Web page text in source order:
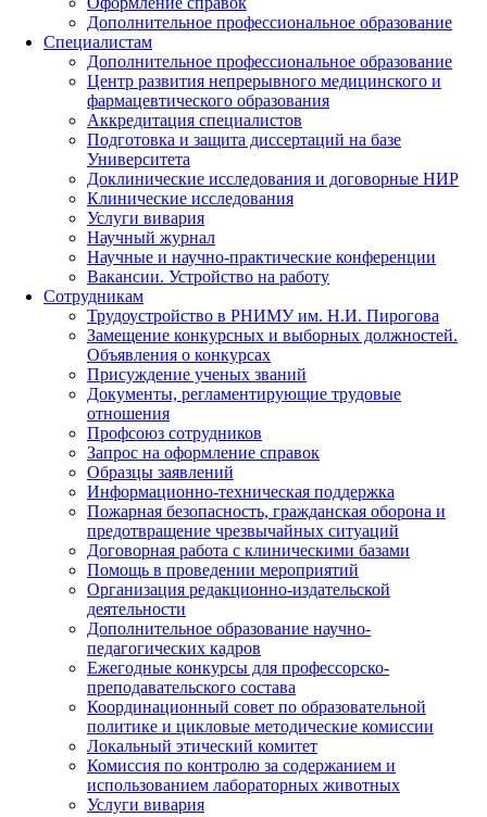
Дополнительное профессиональное образование
Специалистам
Дополнительное профессиональное образование
Центр развития непрерывного медицинского и
фармацевтического образования
Аккредитация специалистов
Подготовка и защита диссертаций на базе
Университета
Доклинические исследования и договорные НИР
Клинические исследования
Услуги вивария
Научный журнал
Научные и научно-практические конференции
Вакансии. Устройство на работу
Сотрудникам
Трудоустройство в РНИМУ им. Н.И. Пирогова
Замещение конкурсных и выборных должностей.
Объявления о конкурсах
Присуждение ученых званий
Документы, регламентирующие трудовые
отношения
Профсоюз сотрудников
Запрос на оформление справок
Образцы заявлений
Информационно-техническая поддержка
Пожарная безопасность, гражданская оборона и
предотвращение чрезвычайных ситуаций
Договорная работа с клиническими базами
Помощь в проведении мероприятий
Организация редакционно-издательской
деятельности
Дополнительное образование научно-
педагогических кадров
Ежегодные конкурсы для профессорско-
преподавательского состава
Координационный совет по образовательной
политике и цикловые методические комиссии
Локальный этический комитет
Комиссия по контролю за содержанием и
использованием лабораторных животных
Услуги вивария